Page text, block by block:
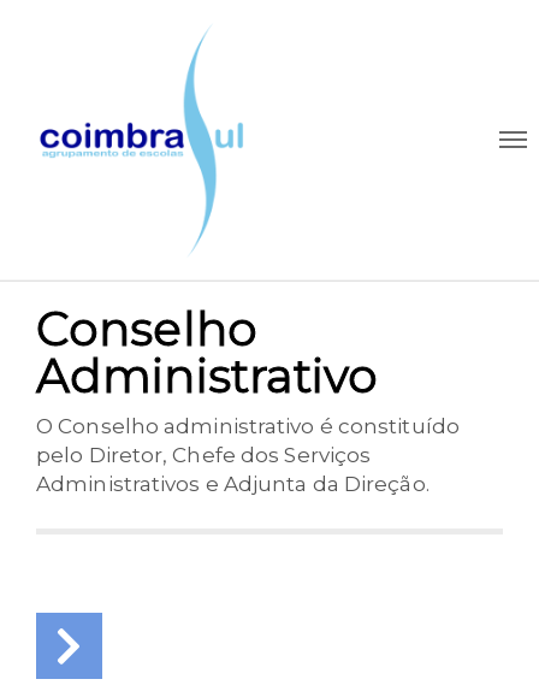
Conselho
Administrativo
O Conselho administrativo é constituído
pelo Diretor, Chefe dos Serviços
Administrativos e Adjunta da Direção.